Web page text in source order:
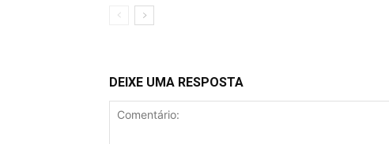
DEIXE UMA RESPOSTA